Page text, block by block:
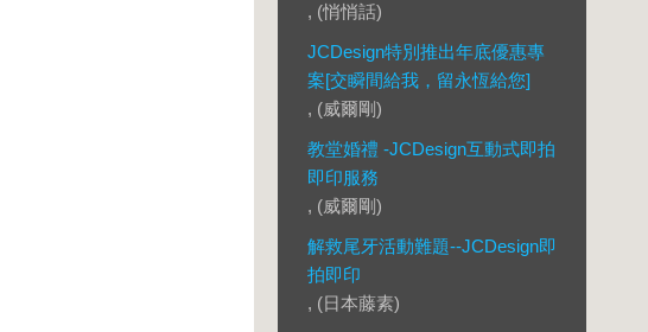
, (悄悄話)
JCDesign特別推出年底優惠專
案[交瞬間給我，留永恆給您]
, (威爾剛)
教堂婚禮 -JCDesign互動式即拍
即印服務
, (威爾剛)
解救尾牙活動難題--JCDesign即
拍即印
, (日本藤素)